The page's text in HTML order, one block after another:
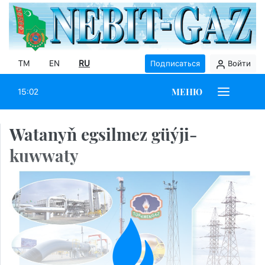
TM EN RU Подписаться Войти
15:02 МЕНЮ
Watanyň egsilmez güýji-
kuwwaty